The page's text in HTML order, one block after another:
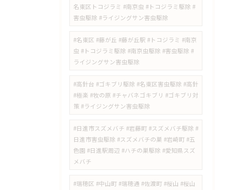
名東区トコジラミ #南京虫 #トコジラミ駆除 #
害虫駆除 #ライジングサン害虫駆除
#名東区 #藤が丘 #藤が丘駅 #トコジラミ #南京
虫 #トコジラミ駆除 #南京虫駆除 #害虫駆除 #
ライジングサン害虫駆除
#高針台 #ゴキブリ駆除 #名東区害虫駆除 #高針
#極楽 #牧の原 #チャバネゴキブリ #ゴキブリ対
策 #ライジングサン害虫駆除
#日進市スズメバチ #岩藤町 #スズメバチ駆除 #
日進市害虫駆除 #スズメバチの巣 #岩崎町 #五
色園 #日進駅周辺 #ハチの巣駆除 #愛知県スズ
メバチ
#瑞穂区 #中山町 #瑞穂通 #佐渡町 #桜山 #桜山